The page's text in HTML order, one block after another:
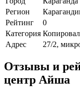
Регион
Рейтинг
0
Категория
Адрес
27/2,
Отзывы и
центр Айша